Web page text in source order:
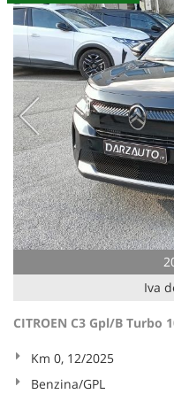
Iva
CITROEN C3 Gpl/B Turbo
Km 0, 12/2025
Benzina/GPL